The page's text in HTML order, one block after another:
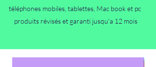
téléphones mobiles, tablettes, Mac book et pc
produits révisés et garanti jusqu'a 12 mois